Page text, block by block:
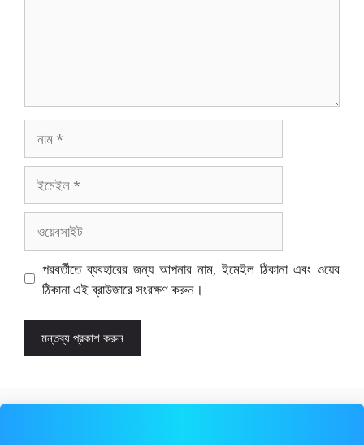
ইমেইল
পরবর্তীতে ব্যবহারের জন্য আপনার নাম, ইমেইল ঠিকানা এবং ওয়েব
ঠিকানা এই ব্রাউজারে সংরক্ষণ করুন।